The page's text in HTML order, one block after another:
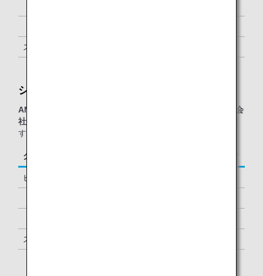
スーパーフライヤーズ会員
シルバークリスラウンジ：
ANAグループ運航便または他スター アライアンス加盟航空会
社運航便
す。
クラス／ステイタス ご同行者
ビジネスクラス
スーパーフライヤーズ会員